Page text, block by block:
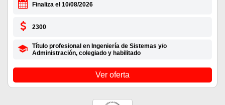
Finaliza el 10/08/2026
2300
Título profesional en Ingeniería de Sistemas y/o
Administración, colegiado y habilitado
Ver oferta